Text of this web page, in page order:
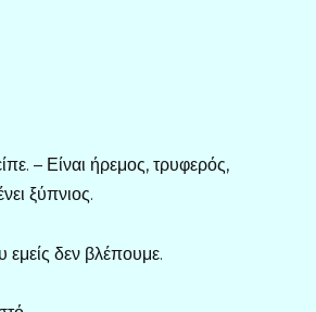
– Είναι ήρεμος, τρυφερός,
ξύπνιος.
εμείς δεν βλέπουμε.